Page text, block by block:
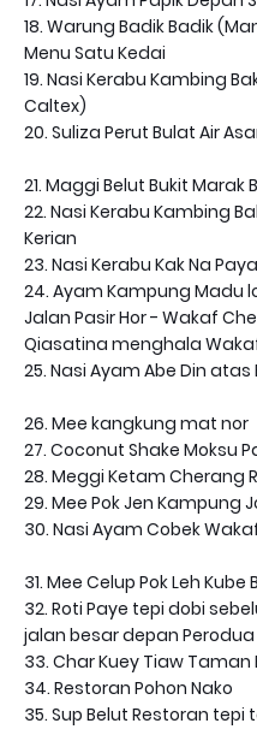
18. Warung Badik Badik
Menu Satu Kedai
19. Nasi Kerabu Kambing
Caltex)
20. Suliza Perut Bulat Air
21. Maggi Belut Bukit Marak
22. Nasi Kerabu Kambing
Kerian
23. Nasi Kerabu Kak Na
24. Ayam Kampung Madu
Jalan Pasir Hor - Wakaf
Qiasatina menghala
25. Nasi Ayam Abe Din atas
26. Mee kangkung mat nor
27. Coconut Shake Moksu
28. Meggi Ketam Cherang
29. Mee Pok Jen Kampung
30. Nasi Ayam Cobek
31. Mee Celup Pok Leh Kube
32. Roti Paye tepi dobi
jalan besar depan Perodua
33. Char Kuey Tiaw
34. Restoran Pohon Nako
35. Sup Belut Restoran tepi